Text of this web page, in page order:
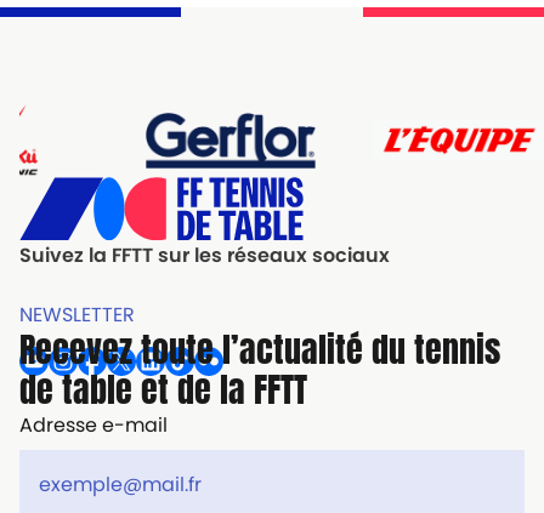
Suivez la FFTT sur les réseaux sociaux
NEWSLETTER
Recevez toute l’actualité du tennis
de table et de la FFTT
Adresse e-mail